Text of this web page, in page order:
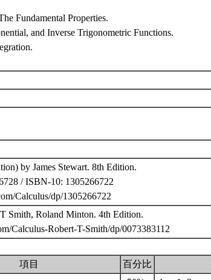
Fundamental Properties.
and Inverse Trigonometric Functions.
by James Stewart. 8th Edition.
/ ISBN-10: 1305266722
Calculus/dp/1305266722
Smith, Roland Minton. 4th Edition.
Calculus-Robert-T-Smith/dp/0073383112
項目 百分比